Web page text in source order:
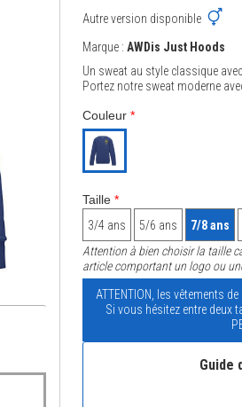
Autre version disponible
Marque : AWDis Just Hoods
Un sweat au style classique
Portez notre sweat moderne
Couleur*
Taille *
3/4 ans
5/6 ans 7/8 ans
Attention à bien choisir la taille
article comportant un logo ou
ATTENTION, les vêtements
Si vous hésitez entre deux
Guide